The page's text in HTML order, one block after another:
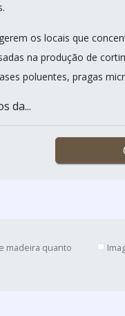
os locais que
na produção de
poluentes, pragas
da...
madeira quanto